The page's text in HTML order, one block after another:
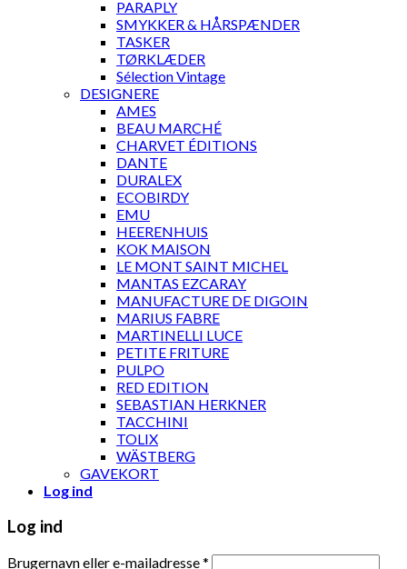
PARAPLY
SMYKKER & HÅRSPÆNDER
TASKER
TØRKLÆDER
Sélection Vintage
DESIGNERE
AMES
BEAU MARCHÉ
CHARVET ÉDITIONS
DANTE
DURALEX
ECOBIRDY
EMU
HEERENHUIS
KOK MAISON
LE MONT SAINT MICHEL
MANTAS EZCARAY
MANUFACTURE DE DIGOIN
MARIUS FABRE
MARTINELLI LUCE
PETITE FRITURE
PULPO
RED EDITION
SEBASTIAN HERKNER
TACCHINI
TOLIX
WÄSTBERG
GAVEKORT
Log ind
Log ind
Brugernavn eller e-mailadresse*